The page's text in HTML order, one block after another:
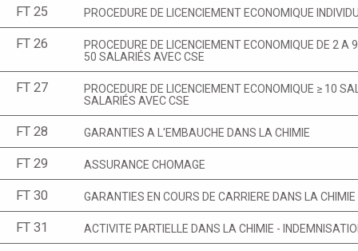
FT 25 PROCEDURE DE LICENCIEMENT ECONOMIQUE
FT 26
PROCEDURE DE LICENCIEMENT ECONOMIQUE DE 2
50 SALARIÉS AVEC CSE
FT 27
PROCEDURE DE LICENCIEMENT ECONOMIQUE ≥ 10
SALARIÉS AVEC CSE
FT 28 GARANTIES A L'EMBAUCHE DANS LA CHIMIE
FT 29 ASSURANCE CHOMAGE
FT 30 GARANTIES EN COURS DE CARRIERE DANS LA CHIMIE
FT 31 ACTIVITE PARTIELLE DANS LA CHIMIE -